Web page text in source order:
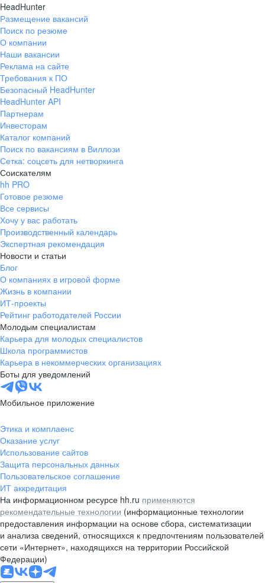
HeadHunter
Размещение вакансий
Поиск по резюме
О компании
Наши вакансии
Реклама на сайте
Требования к ПО
Безопасный HeadHunter
HeadHunter API
Партнерам
Инвесторам
Каталог компаний
Поиск по вакансиям в Виллози
Сетка: соцсеть для нетворкинга
Соискателям
hh PRO
Готовое резюме
Все сервисы
Хочу у вас работать
Производственный календарь
Экспертная рекомендация
Новости и статьи
Блог
О компаниях в игровой форме
Жизнь в компании
ИТ-проекты
Рейтинг работодателей России
Молодым специалистам
Карьера для молодых специалистов
Школа программистов
Карьера в некоммерческих организациях
Боты для уведомлений
Мобильное приложение
Этика и комплаенс
Оказание услуг
Использование сайтов
Защита персональных данных
Пользовательское соглашение
ИТ аккредитация
На информационном ресурсе hh.ru применяются
рекомендательные технологии (информационные технологии
предоставления информации на основе сбора, систематизации
и анализа сведений, относящихся к предпочтениям пользователей
сети «Интернет», находящихся на территории Российской
Федерации)